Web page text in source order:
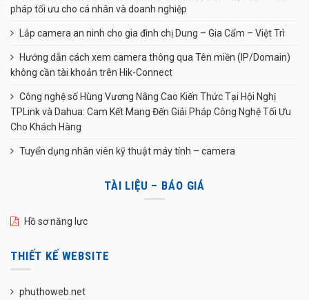
pháp tối ưu cho cá nhân và doanh nghiệp
Lắp camera an ninh cho gia đình chị Dung – Gia Cẩm – Việt Trì
Hướng dẫn cách xem camera thông qua Tên miền (IP/Domain)
không cần tài khoản trên Hik-Connect
Công nghệ số Hùng Vương Nâng Cao Kiến Thức Tại Hội Nghị
TPLink và Dahua: Cam Kết Mang Đến Giải Pháp Công Nghệ Tối Ưu
Cho Khách Hàng
Tuyển dụng nhân viên kỹ thuật máy tính – camera
TÀI LIỆU – BÁO GIÁ
Hồ sơ năng lực
THIẾT KẾ WEBSITE
phuthoweb.net